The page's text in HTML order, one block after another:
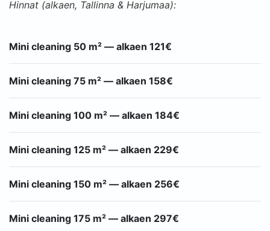
Hinnat (alkaen, Tallinna & Harjumaa):
Mini cleaning 50 m² — alkaen 121€
Mini cleaning 75 m² — alkaen 158€
Mini cleaning 100 m² — alkaen 184€
Mini cleaning 125 m² — alkaen 229€
Mini cleaning 150 m² — alkaen 256€
Mini cleaning 175 m² — alkaen 297€